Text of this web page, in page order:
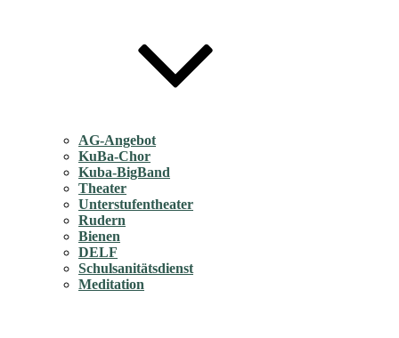
AG-Angebot
KuBa-Chor
Kuba-BigBand
Theater
Unterstufentheater
Rudern
Bienen
DELF
Schulsanitätsdienst
Meditation